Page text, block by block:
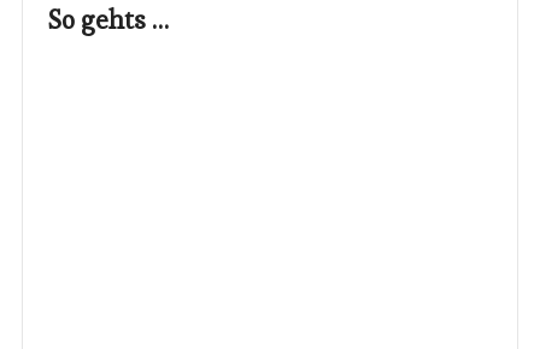
So gehts …